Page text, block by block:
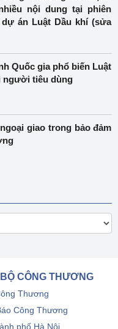
nội dung tại phiên
án Luật Dầu khí (sửa
Quốc gia phổ biến Luật
người tiêu dùng
giao trong bảo đảm
CÔNG THƯƠNG
Thương
Công Thương
phố Hà Nội.